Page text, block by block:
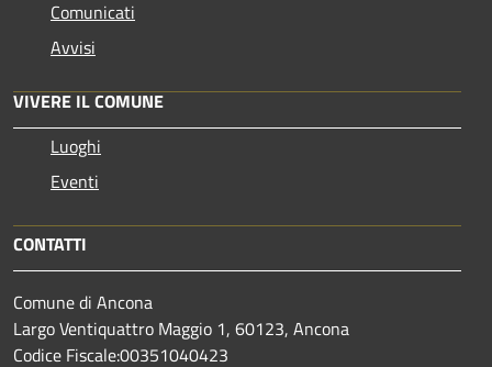
Comunicati
Avvisi
VIVERE IL COMUNE
Luoghi
Eventi
CONTATTI
Comune di Ancona
Largo Ventiquattro Maggio 1, 60123, Ancona
Codice Fiscale:00351040423